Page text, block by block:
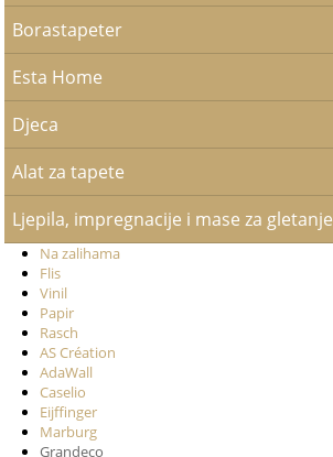
Borastapeter
Esta Home
Djeca
Alat za tapete
Ljepila, impregnacije i mase za gletanje
Na zalihama
Flis
Vinil
Papir
Rasch
AS Création
AdaWall
Caselio
Eijffinger
Marburg
Grandeco